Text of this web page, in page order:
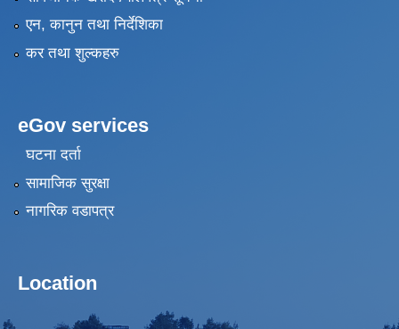
एन, कानुन तथा निर्देशिका
कर तथा शुल्कहरु
eGov services
घटना दर्ता
सामाजिक सुरक्षा
नागरिक वडापत्र
Location